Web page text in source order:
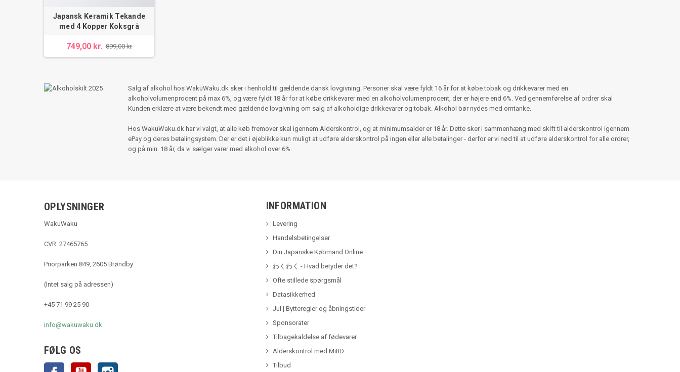
Japansk Keramik Tekande
med 4 Kopper Koksgrå
749,00 kr. 899,00 kr.
Salg af alkohol hos WakuWaku.dk sker i henhold til gældende dansk lovgivning. Personer skal være fyldt 16 år for at købe tobak og drikkevarer med en
alkoholvolumenprocent på max 6%, og være fyldt 18 år for at købe drikkevarer med en alkoholvolumenprocent, der er højere end 6%. Ved gennemførelse af ordrer skal
Kunden erklære at være bekendt med gældende lovgivning om salg af alkoholdige drikkevarer og tobak. Alkohol bør nydes med omtanke.
Hos WakuWaku.dk har vi valgt, at alle køb fremover skal igennem Alderskontrol, og at minimumsalder er 18 år. Dette sker i sammenhæng med skift til alderskontrol igennem
ePay og deres betalingsystem. Der er det i øjeblikke kun muligt at udføre alderskontrol på ingen eller alle betalinger - derfor er vi nød til at udføre alderskontrol for alle ordrer,
og på min. 18 år, da vi sælger varer med alkohol over 6%.
OPLYSNINGER
WakuWaku
CVR: 27465765
Priorparken 849, 2605 Brøndby
(Intet salg på adressen)
+45 71 99 25 90
info@wakuwaku.dk
FØLG OS
Facebook YouTube
INFORMATION
Levering
Handelsbetingelser
Din Japanske Købmand Online
わくわく - Hvad betyder det?
Ofte stillede spørgsmål
Datasikkerhed
Jul | Bytteregler og åbningstider
Sponsorater
Tilbagekaldelse af fødevarer
Alderskontrol med MitID
Tilbud